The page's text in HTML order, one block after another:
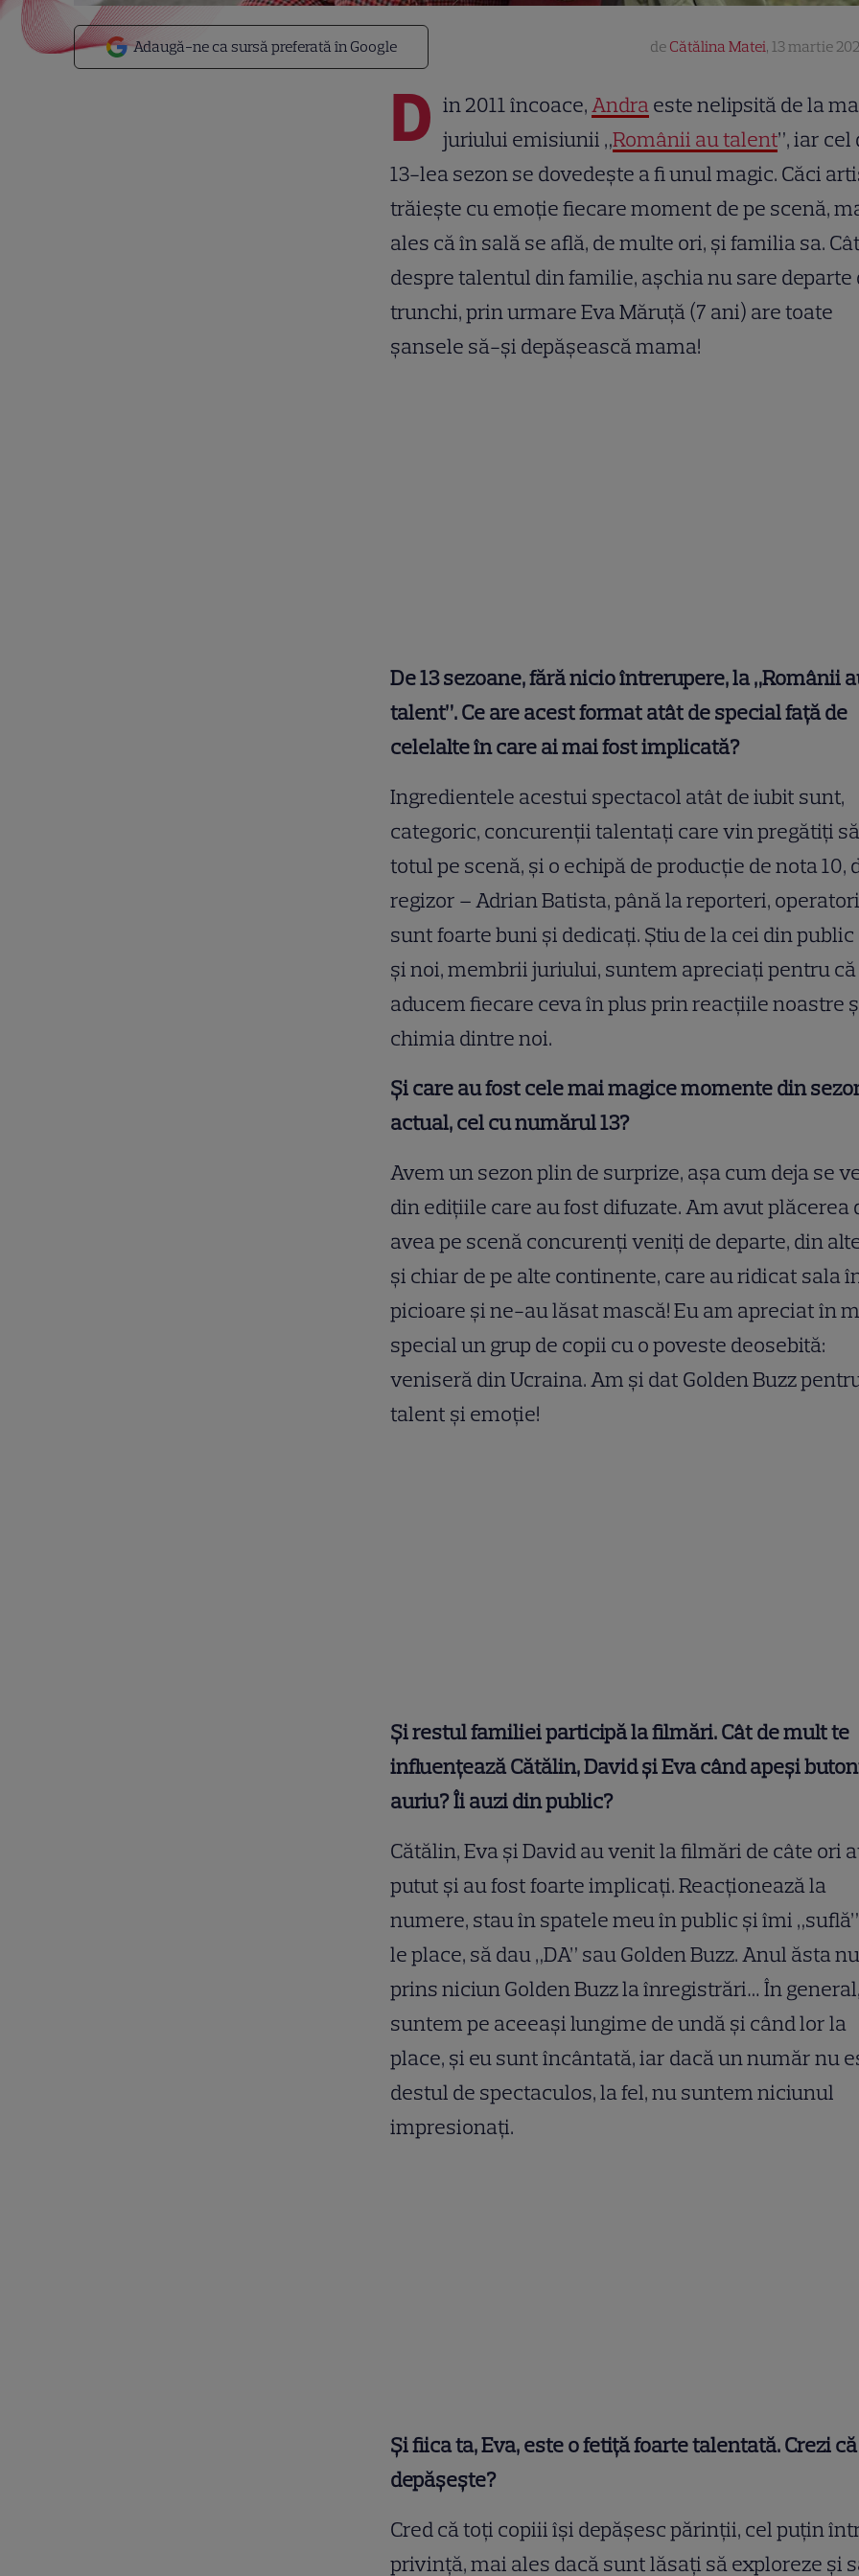
Adaugă-ne ca sursă preferată în Google de Cătălina Matei, 13 martie
D in 2011 încoace,Andraeste nelipsită de la
juriului emisiunii „Românii au talent”, iar
13-lea sezon se dovedește a fi unul magic. Căci
trăiește cu emoție fiecare moment de pe scenă,
ales că în sală se află, de multe ori, și familia sa. Cât
despre talentul din familie, așchia nu sare departe
trunchi, prin urmare Eva Măruță (7 ani) are toate
șansele să-și depășească mama!
De 13 sezoane, fără nicio întrerupere, la „Românii
talent”. Ce are acest format atât de special față de
celelalte în care ai mai fost implicată?
Ingredientele acestui spectacol atât de iubit sunt,
categoric, concurenții talentați care vin pregătiți
totul pe scenă, și o echipă de producție de nota 10,
regizor – Adrian Batista, până la reporteri,
sunt foarte buni și dedicați. Știu de la cei din public
și noi, membrii juriului, suntem apreciați pentru că
aducem fiecare ceva în plus prin reacțiile noastre
chimia dintre noi.
Și care au fost cele mai magice momente din
actual, cel cu numărul 13?
Avem un sezon plin de surprize, așa cum deja se
din edițiile care au fost difuzate. Am avut plăcerea
avea pe scenă concurenți veniți de departe, din
și chiar de pe alte continente, care au ridicat sala
picioare și ne-au lăsat mască! Eu am apreciat în
special un grup de copii cu o poveste deosebită:
veniseră din Ucraina. Am și dat Golden Buzz
talent și emoție!
Și restul familiei participă la filmări. Cât de mult te
influențează Cătălin, David și Eva când apeși
auriu? Îi auzi din public?
Cătălin, Eva și David au venit la filmări de câte ori
putut și au fost foarte implicați. Reacționează la
numere, stau în spatele meu în public și îmi
le place, să dau „DA” sau Golden Buzz. Anul ăsta
prins niciun Golden Buzz la înregistrări… În general,
suntem pe aceeași lungime de undă și când lor la
place, și eu sunt încântată, iar dacă un număr nu
destul de spectaculos, la fel, nu suntem niciunul
impresionați.
Și fiica ta, Eva, este o fetiță foarte talentată. Crezi
depășește?
Cred că toți copiii își depășesc părinții, cel puțin
privință, mai ales dacă sunt lăsați să exploreze și